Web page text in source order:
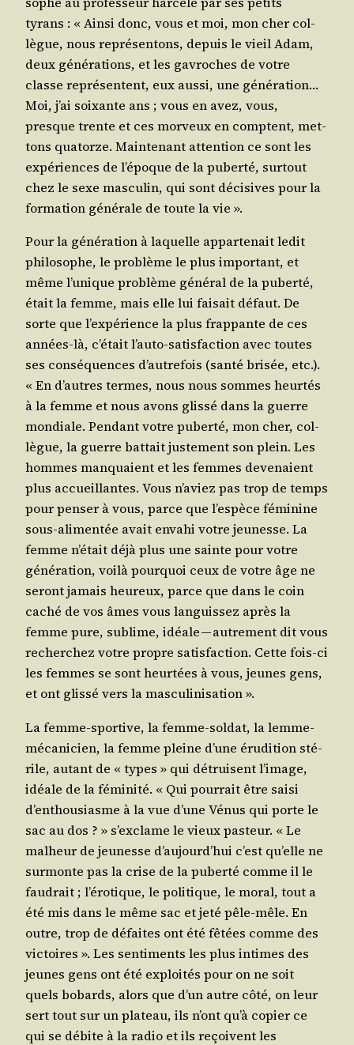
tyrans : « Ain­si donc, vous et moi, mon cher col­
lègue, nous repré­sen­tons, depuis le vieil Adam,
deux géné­ra­tions, et les gavroches de votre
classe repré­sentent, eux aus­si, une géné­ra­tion…
Moi, j’ai soixante ans ; vous en avez, vous,
presque trente et ces mor­veux en comptent, met­
tons qua­torze. Main­te­nant atten­tion ce sont les
expé­riences de l’é­poque de la puber­té, sur­tout
chez le sexe mas­cu­lin, qui sont déci­sives pour la
for­ma­tion géné­rale de toute la vie ».
Pour la géné­ra­tion à laquelle appar­te­nait ledit
phi­lo­sophe, le pro­blème le plus impor­tant, et
même l’u­nique pro­blème géné­ral de la puber­té,
était la femme, mais elle lui fai­sait défaut. De
sorte que l’ex­pé­rience la plus frap­pante de ces
années-là, c’é­tait l’au­to-satis­fac­tion avec toutes
ses consé­quences d’au­tre­fois (san­té bri­sée, etc.).
« En d’autres termes, nous nous sommes heur­tés
à la femme et nous avons glis­sé dans la guerre
mon­diale. Pen­dant votre puber­té, mon cher, col­
lègue, la guerre bat­tait jus­te­ment son plein. Les
hommes man­quaient et les femmes deve­naient
plus accueillantes. Vous n’a­viez pas trop de temps
pour pen­ser à vous, parce que l’es­pèce fémi­nine
sous-ali­men­tée avait enva­hi votre jeu­nesse. La
femme n’é­tait déjà plus une sainte pour votre
géné­ra­tion, voi­là pour­quoi ceux de votre âge ne
seront jamais heu­reux, parce que dans le coin
caché de vos âmes vous lan­guis­sez après la
femme pure, sublime, idéale — autre­ment dit vous
recher­chez votre propre satis­fac­tion. Cette fois-ci
les femmes se sont heur­tées à vous, jeunes gens,
et ont glis­sé vers la masculinisation ».
La femme-spor­tive, la femme-sol­dat, la lemme-
méca­ni­cien, la femme pleine d’une éru­di­tion sté­
rile, autant de « types » qui détruisent l’i­mage,
idéale de la fémi­ni­té. « Qui pour­rait être sai­si
d’en­thou­siasme à la vue d’une Vénus qui porte le
sac au dos ? » s’ex­clame le vieux pas­teur. « Le
mal­heur de jeu­nesse d’au­jourd’­hui c’est qu’elle ne
sur­monte pas la crise de la puber­té comme il le
fau­drait ; l’é­ro­tique, le poli­tique, le moral, tout a
été mis dans le même sac et jeté pêle-mêle. En
outre, trop de défaites ont été fêtées comme des
vic­toires ». Les sen­ti­ments les plus intimes des
jeunes gens ont été exploi­tés pour on ne soit
quels bobards, alors que d’un autre côté, on leur
sert tout sur un pla­teau, ils n’ont qu’à copier ce
qui se débite à la radio et ils reçoivent les